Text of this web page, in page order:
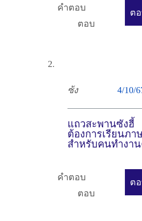
ต
คำตอบ
ตอบ
ซ้ง 4/10/
แถวสะพานซังฮี้
ต้องการเรียนภา
สำหรับคนทำงา
ต
คำตอบ
ตอบ